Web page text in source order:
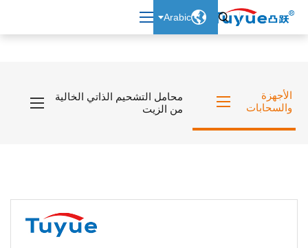


Arabic
الأجهزة
والسحابات
محامل التشحيم الذاتي الخالية
من الزيت